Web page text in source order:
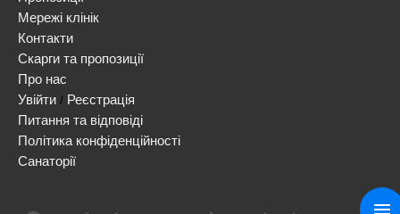
Мережі клінік
Контакти
Скарги та пропозиції
Про нас
Увійти / Реєстрація
Питання та відповіді
Політика конфіденційності
Санаторії